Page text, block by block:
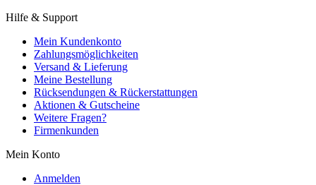
Hilfe & Support
Mein Kundenkonto
Zahlungsmöglichkeiten
Versand & Lieferung
Meine Bestellung
Rücksendungen & Rückerstattungen
Aktionen & Gutscheine
Weitere Fragen?
Firmenkunden
Mein Konto
Anmelden